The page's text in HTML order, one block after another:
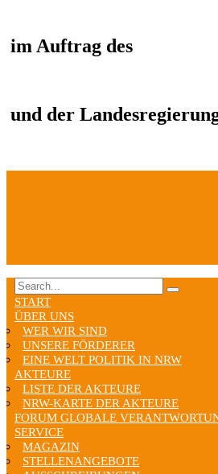
im Auftrag des
und der
START
ÜBER UNS
WER WIR SIND
UNSERE FÖRDERER
EINE WELT POLITIK IN NRW
AKTEURE
LISTE DER AKTEURE
NRW-KARTE DER AKTEURE
FORUM GLOBALE
SERVICE
MAGAZIN
STELLENANGEBOTE